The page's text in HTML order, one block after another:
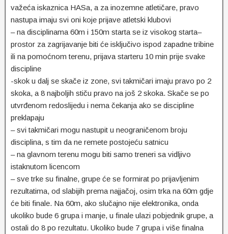
važeća iskaznica HASa, a za inozemne atletičare, pravo
nastupa imaju svi oni koje prijave atletski klubovi
– na disciplinama 60m i 150m starta se iz visokog starta–
prostor za zagrijavanje biti će isključivo ispod zapadne tribine
ili na pomoćnom terenu, prijava starteru 10 min prije svake
discipline
-skok u dalj se skače iz zone, svi takmičari imaju pravo po 2
skoka, a 8 najboljih stiču pravo na još 2 skoka. Skače se po
utvrđenom redoslijedu i nema čekanja ako se discipline
preklapaju
– svi takmičari mogu nastupit u neograničenom broju
disciplina, s tim da ne remete postojeću satnicu
– na glavnom terenu mogu biti samo treneri sa vidljivo
istaknutom licencom
– sve trke su finalne, grupe će se formirat po prijavljenim
rezultatima, od slabijih prema najjačoj, osim trka na 60m gdje
će biti finale. Na 60m, ako slučajno nije elektronika, onda
ukoliko bude 6 grupa i manje, u finale ulazi pobjednik grupe, a
ostali do 8 po rezultatu. Ukoliko bude 7 grupa i više finalna